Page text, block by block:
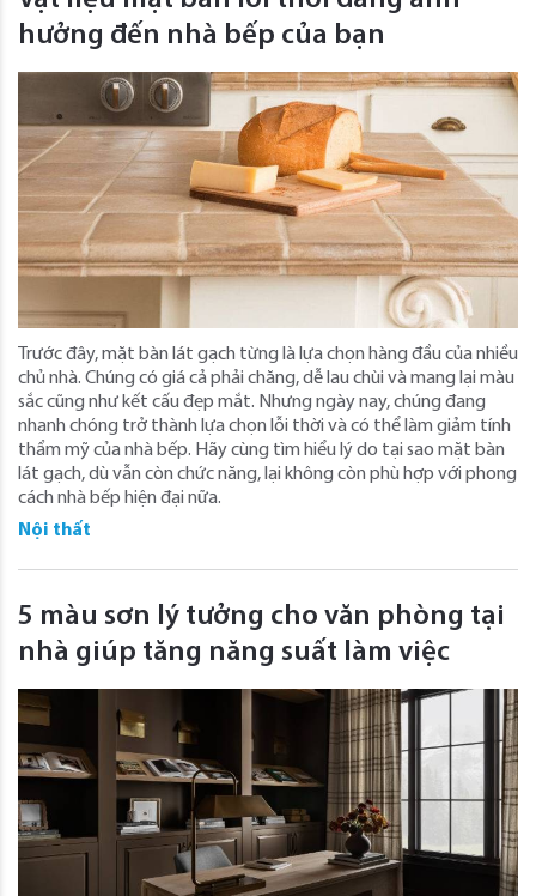
hưởng đến nhà bếp của bạn
Trước đây, mặt bàn lát gạch từng là lựa chọn hàng đầu của nhiều
chủ nhà. Chúng có giá cả phải chăng, dễ lau chùi và mang lại màu
sắc cũng như kết cấu đẹp mắt. Nhưng ngày nay, chúng đang
nhanh chóng trở thành lựa chọn lỗi thời và có thể làm giảm tính
thẩm mỹ của nhà bếp. Hãy cùng tìm hiểu lý do tại sao mặt bàn
lát gạch, dù vẫn còn chức năng, lại không còn phù hợp với phong
cách nhà bếp hiện đại nữa.
Nội thất
5 màu sơn lý tưởng cho văn phòng tại
nhà giúp tăng năng suất làm việc